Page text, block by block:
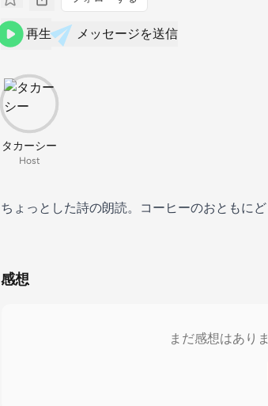
再生 メッセージを送信
タカーシー
Host
ちょっとした詩の朗読。コーヒーのおともにど
感想
まだ感想はあり